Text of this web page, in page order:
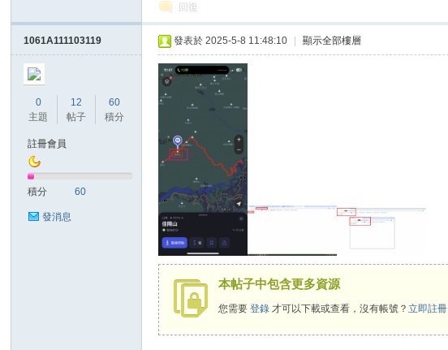
老
回復
1061A111103119
0
主題
12
帖子
60
積分
註冊會員
積分 60
發消息
發表於 2025-5-8 11:48:10 顯示全部樓層
本帖子中包含更多資源
您需要登錄 才可以下載或查看，沒有帳號？立即註冊